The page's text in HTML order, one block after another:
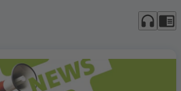
headphones chrome_reader_mode